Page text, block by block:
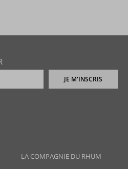
JE M'INSCRIS
LA COMPAGNIE DU RHUM